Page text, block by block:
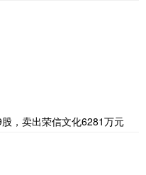
，卖出荣信文化6281万元